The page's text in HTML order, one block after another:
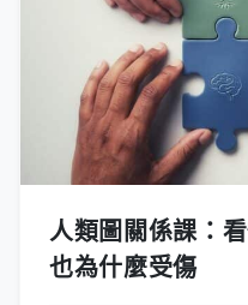
人類圖關係課：
也為什麼受傷